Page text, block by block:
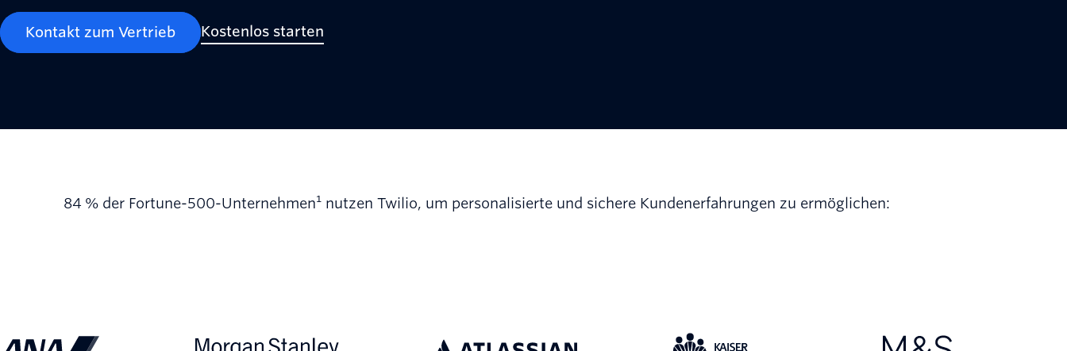
Kontakt zum Vertrieb Kostenlos starten
84 % der Fortune-500-Unternehmen¹ nutzen Twilio, um personalisierte und sichere Kundenerfahrungen zu ermöglichen: